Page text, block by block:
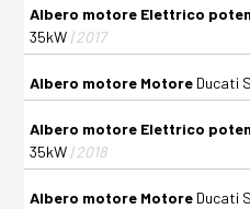
Albero motore Elettrico
35kW | 2017
Albero motore Motore Ducati
Albero motore Elettrico
35kW | 2018
Albero motore Motore Ducati